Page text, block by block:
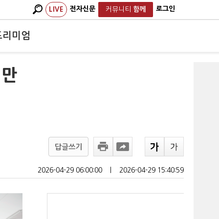
LIVE 전자신문 커뮤니티 함께 로그인
리미엄
답글쓰기
2026-04-29 06:00:00 2026-04-29 15:40:59